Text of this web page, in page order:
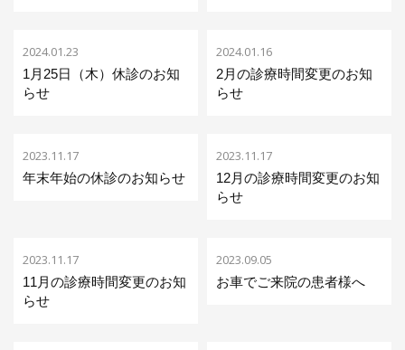
2024.01.23
1月25日（木）休診のお知
らせ
2024.01.16
2月の診療時間変更のお知
らせ
2023.11.17
年末年始の休診のお知らせ
2023.11.17
12月の診療時間変更のお知
らせ
2023.11.17
11月の診療時間変更のお知
らせ
2023.09.05
お車でご来院の患者様へ
Tel. 077−526−2696
初めての方のみWEB予